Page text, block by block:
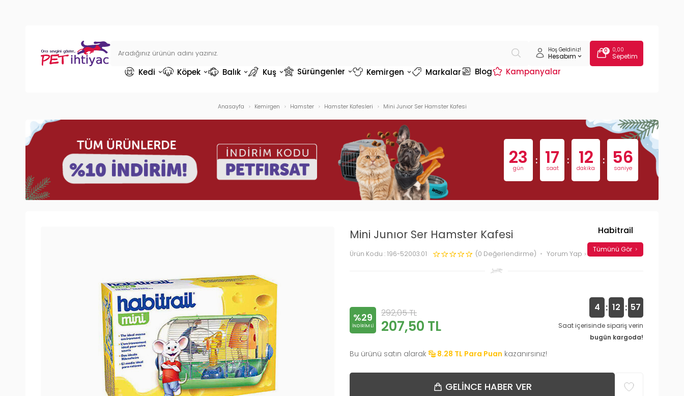
Hoş Geldiniz!
Hesabım
0 0,00
Sepetim
Kedi Köpek Balık Kuş Sürüngenler Kemirgen Markalar Blog Kampanyalar
Anasayfa Kemirgen Hamster Hamster Kafesleri Mini Junıor Ser Hamster Kafesi
23
gün
: 17
saat
: 12
dakika
: 55
saniye
Mini Junıor Ser Hamster Kafesi
Ürün Kodu : 196-52003.01 (0 Değerlendirme) Yorum Yap
Habitrail
Tümünü Gör
%29
INDIRIMLI
292,05TL
207,50 TL
4 : 12 : 56
Saat içerisinde sipariş verin
bugün kargoda!
Bu ürünü satın alarak 8.28 TL Para Puan kazanırsınız!
GELINCE HABER VER